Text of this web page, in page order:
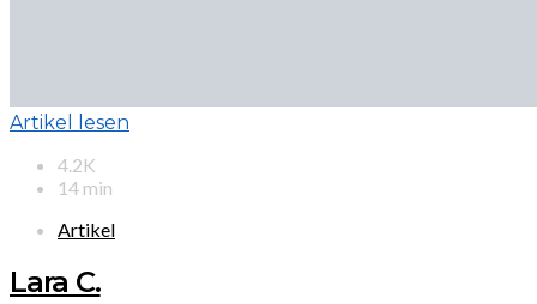
Artikel lesen
4.2K
14 min
Artikel
Lara C.